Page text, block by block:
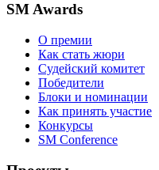
SM Awards
О премии
Как стать жюри
Судейский комитет
Победители
Блоки и номинации
Как принять участие
Конкурсы
SM Conference